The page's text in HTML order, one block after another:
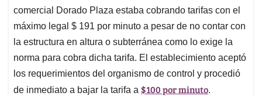
comercial Dorado Plaza estaba cobrando tarifas con el
máximo legal $ 191 por minuto a pesar de no contar con
la estructura en altura o subterránea como lo exige la
norma para cobra dicha tarifa. El establecimiento aceptó
los requerimientos del organismo de control y procedió
de inmediato a bajar la tarifa a $100 por minuto.